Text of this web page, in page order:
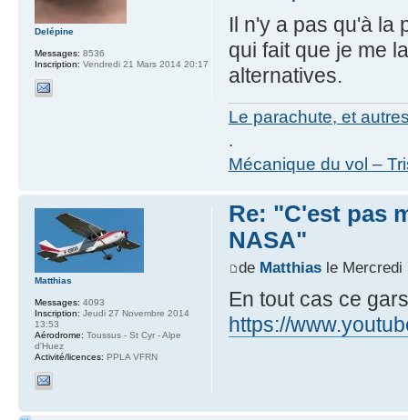
Il n'y a pas qu'à la
qui fait que je me
alternatives.
Le parachute, et
.
Mécanique du vol –
Delépine
Messages: 8536
Inscription: Vendredi 21 Mars 2014 20:17
Re: "C'est pas
NASA"
de Matthiasle Mercredi
En tout cas ce
https://
Matthias
Messages: 4093
Inscription: Jeudi 27 Novembre 2014
13:53
Aérodrome: Toussus - St Cyr - Alpe
d'Huez
Activité/licences: PPLA VFRN